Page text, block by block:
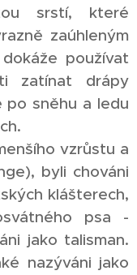
srstí, které
zaúhleným
používat
zatínat drápy
po sněhu a ledu
vzrůstu a
byli chováni
klášterech,
psa -
jako talisman.
nazýváni jako